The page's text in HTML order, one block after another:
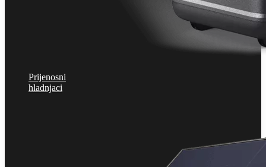
Prijenosni
hladnjaci